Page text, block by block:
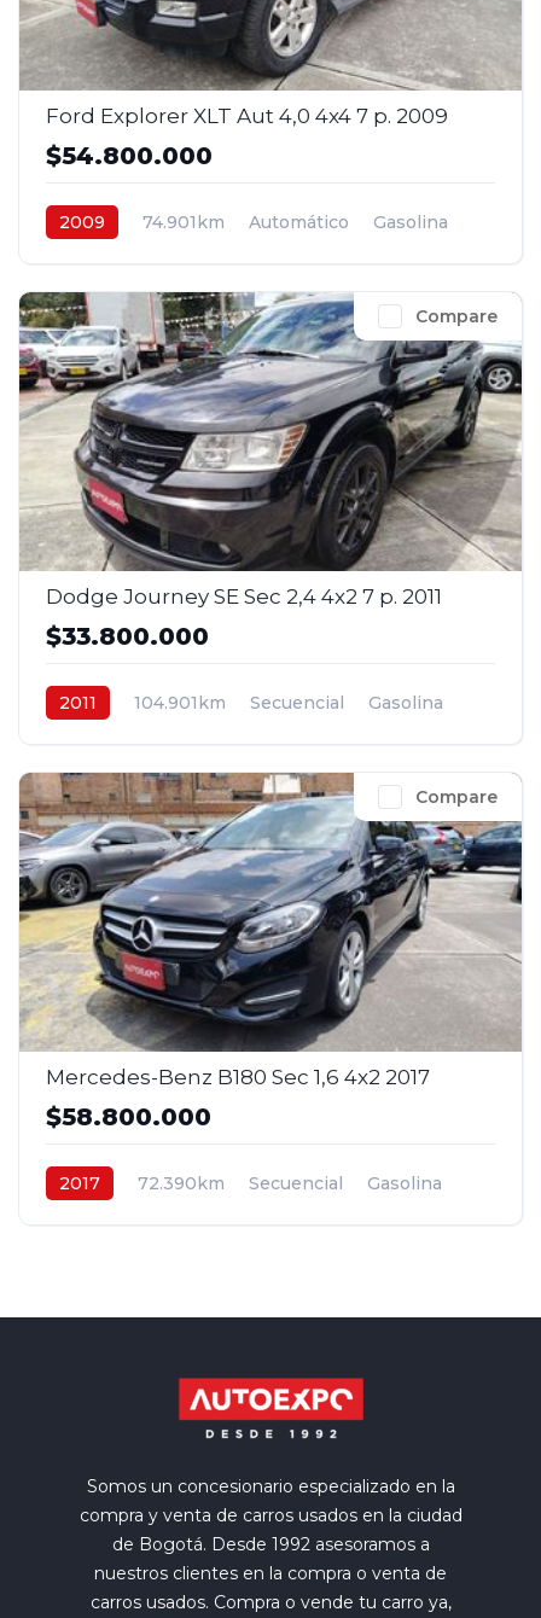
Ford Explorer XLT Aut 4,0 4x4 7 p. 2009
$54.800.000
2009 74.901km Automático
Gasolina
Compare
Dodge Journey SE Sec 2,4 4x2 7 p. 2011
$33.800.000
2011 104.901km Secuencial
Gasolina
Compare
Mercedes-Benz B180 Sec 1,6 4x2 2017
$58.800.000
2017 72.390km Secuencial
Gasolina
Somos un concesionario especializado en la
compra y venta de carros usados en la ciudad
de Bogotá. Desde 1992 asesoramos a
nuestros clientes en la compra o venta de
carros usados. Compra o vende tu carro ya,